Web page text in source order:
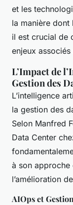
et les
la manière dont
il est crucial de
enjeux
L’Impact de
Gestion des
L’intelligence
la gestion des
Selon Manfred
Data Center
à son approche
l’amélioration
AIOps et